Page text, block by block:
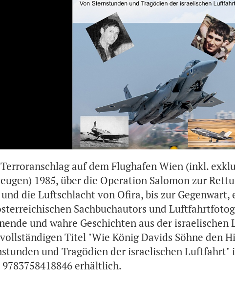
auf dem Flughafen Wien (inkl.
1985, über die Operation Salomon zur
und die Luftschlacht von Ofira, bis zur Gegenwart,
Sachbuchautors und
und wahre Geschichten aus der
Titel "Wie König Davids Söhne den
und Tragödien der israelischen Luftfahrt"
9783758418846 erhältlich.